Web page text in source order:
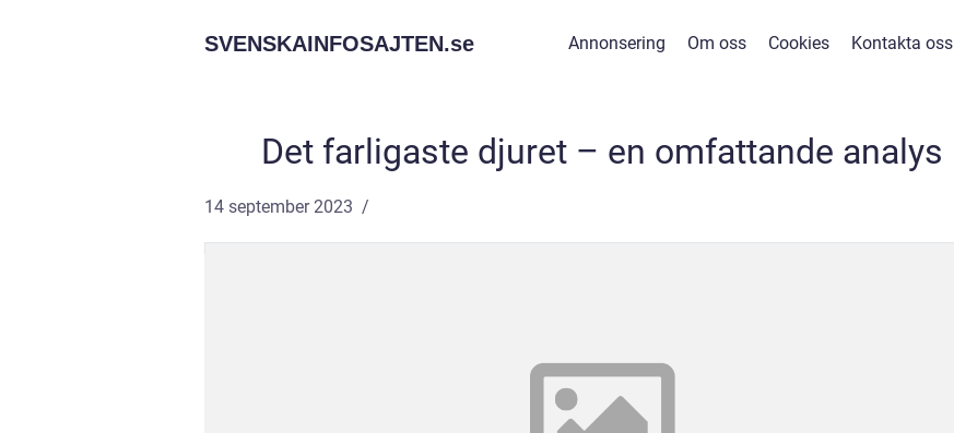
SVENSKAINFOSAJTEN.se Annonsering Om oss Cookies Kontakta oss
Det farligaste djuret – en omfattande analys
14 september 2023